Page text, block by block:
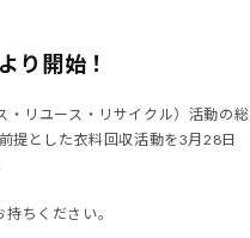
り開始！
・リユース・リサイクル）活動の総
提とした衣料回収活動を3月28日
ちください。